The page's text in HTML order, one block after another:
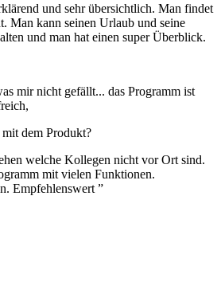
und sehr übersichtlich. Man findet
Man kann seinen Urlaub und seine
und man hat einen super Überblick.
mir nicht gefällt... das Programm ist
mit dem Produkt?
welche Kollegen nicht vor Ort sind.
mit vielen Funktionen.
Empfehlenswert ”